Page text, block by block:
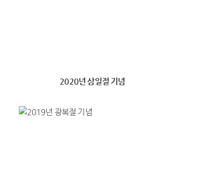
2020년 삼일절 기념